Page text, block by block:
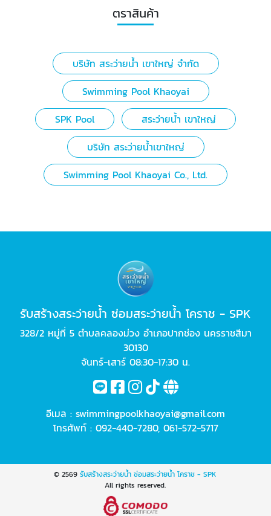
ตราสินค้า
บริษัท สระว่ายน้ำ เขาใหญ่ จำกัด
Swimming Pool Khaoyai
SPK Pool
สระว่ายน้ำ เขาใหญ่
บริษัท สระว่ายน้ำเขาใหญ่
Swimming Pool Khaoyai Co., Ltd.
รับสร้างสระว่ายน้ำ ซ่อมสระว่ายน้ำ โคราช - SPK
328/2 หมู่ที่ 5 ตำบลคลองม่วง อำเภอปากช่อง นครราชสีมา
30130
จันทร์-เสาร์ 08:30-17:30 น.
อีเมล : swimmingpoolkhaoyai@gmail.com
โทรศัพท์ : 092-440-7280, 061-572-5717
© 2569รับสร้างสระว่ายน้ำ ซ่อมสระว่ายน้ำ โคราช - SPK
All rights reserved.